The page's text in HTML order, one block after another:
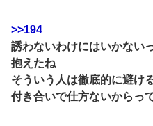
>>194
誘わないわけにはいかない
抱えたね
そういう人は徹底的に避け
付き合いで仕方ないからっ